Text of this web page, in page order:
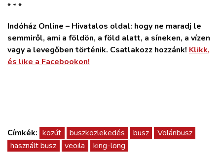
* * *
Indóház Online – Hivatalos oldal: hogy ne maradj le
semmiről, ami a földön, a föld alatt, a síneken, a vízen
vagy a levegőben történik. Csatlakozz hozzánk! Klikk,
és like a Facebookon!
Címkék: közút buszközlekedés busz
Volánbusz
használt busz
veoila king-long